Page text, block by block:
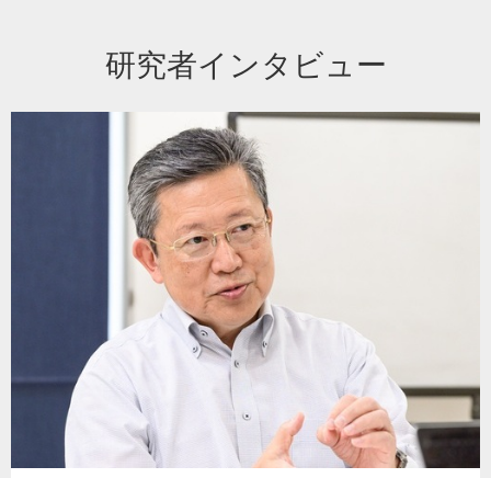
研究者インタビュー